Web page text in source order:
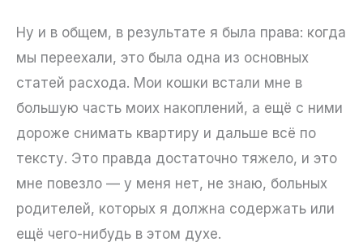
Ну и в общем, в результате я была права: когда
мы переехали, это была одна из основных
статей расхода. Мои кошки встали мне в
большую часть моих накоплений, а ещё с ними
дороже снимать квартиру и дальше всё по
тексту. Это правда достаточно тяжело, и это
мне повезло — у меня нет, не знаю, больных
родителей, которых я должна содержать или
ещё чего-нибудь в этом духе.